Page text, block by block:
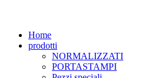
Home
prodotti
NORMALIZZATI
PORTASTAMPI